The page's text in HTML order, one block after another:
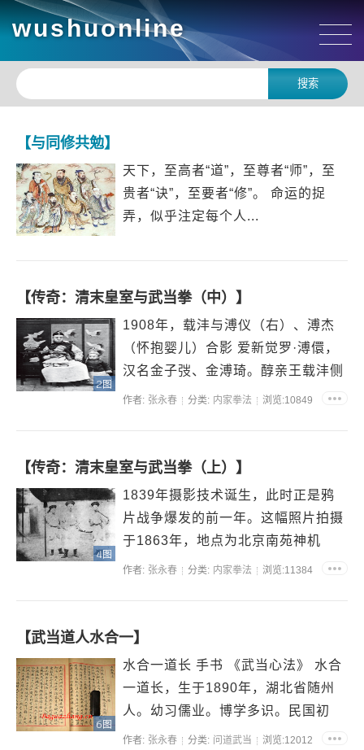
wushuonline
【与同修共勉】
天下，至高者“道”，至尊者“师”，至
贵者“诀”，至要者“修”。 命运的捉
弄，似乎注定每个人...
【传奇：清末皇室与武当拳（中）】
2图
1908年，载沣与溥仪（右）、溥杰
（怀抱婴儿）合影 爱新觉罗·溥儇，
汉名金子弢、金溥琦。醇亲王载沣侧
室之子。 ...
作者: 张永春 分类: 内家拳法 浏览:10849
【传奇：清末皇室与武当拳（上）】
4图
1839年摄影技术诞生，此时正是鸦
片战争爆发的前一年。这幅照片拍摄
于1863年，地点为北京南苑神机
营。主人公爱新觉罗·奕譞（中），
作者: 张永春 分类: 内家拳法 浏览:11384
【武当道人水合一】
6图
水合一道长 手书 《武当心法》 水合
一道长，生于1890年，湖北省随州
人。幼习儒业。博学多识。民国初
年，曾任区团总，后厌世弃俗入武当
作者: 张永春 分类: 问道武当 浏览:12012